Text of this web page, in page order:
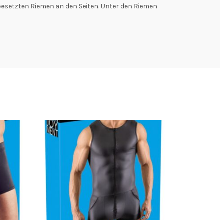
Riemen an den Seiten. Unter den Riemen